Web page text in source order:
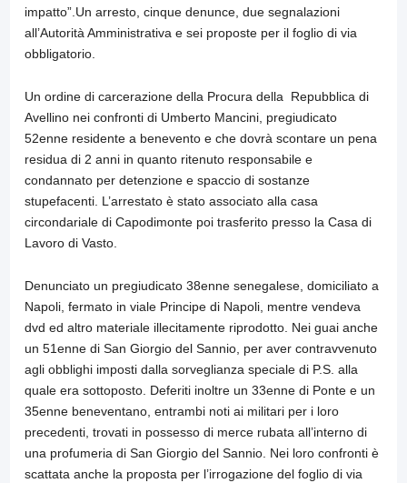
impatto”.Un arresto, cinque denunce, due segnalazioni
all’Autorità Amministrativa e sei proposte per il foglio di via
obbligatorio.
Un ordine di carcerazione della Procura della Repubblica di
Avellino nei confronti di Umberto Mancini, pregiudicato
52enne residente a benevento e che dovrà scontare un pena
residua di 2 anni in quanto ritenuto responsabile e
condannato per detenzione e spaccio di sostanze
stupefacenti. L’arrestato è stato associato alla casa
circondariale di Capodimonte poi trasferito presso la Casa di
Lavoro di Vasto.
Denunciato un pregiudicato 38enne senegalese, domiciliato a
Napoli, fermato in viale Principe di Napoli, mentre vendeva
dvd ed altro materiale illecitamente riprodotto. Nei guai anche
un 51enne di San Giorgio del Sannio, per aver contravvenuto
agli obblighi imposti dalla sorveglianza speciale di P.S. alla
quale era sottoposto. Deferiti inoltre un 33enne di Ponte e un
35enne beneventano, entrambi noti ai militari per i loro
precedenti, trovati in possesso di merce rubata all’interno di
una profumeria di San Giorgio del Sannio. Nei loro confronti è
scattata anche la proposta per l’irrogazione del foglio di via